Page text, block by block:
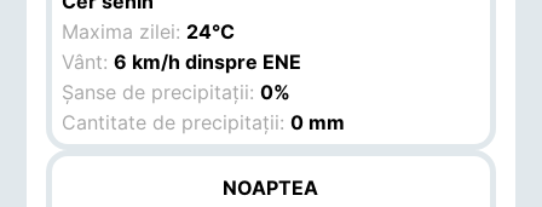
Maxima zilei: 24°C
Vânt:6 km/h dinspre ENE
Șanse de precipitații:0%
Cantitate de precipitații:0 mm
NOAPTEA